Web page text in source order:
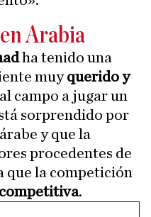
Arabia
ha tenido una
muyquerido y
campo a jugar un
sorprendido por
y que la
procedentes de
que la competición
competitiva.